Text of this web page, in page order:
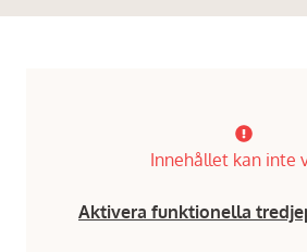
Innehållet kan inte
Aktivera funktionella